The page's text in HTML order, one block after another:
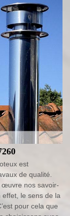
est
de qualité.
œuvre nos savoir-
le sens de la
pour cela que